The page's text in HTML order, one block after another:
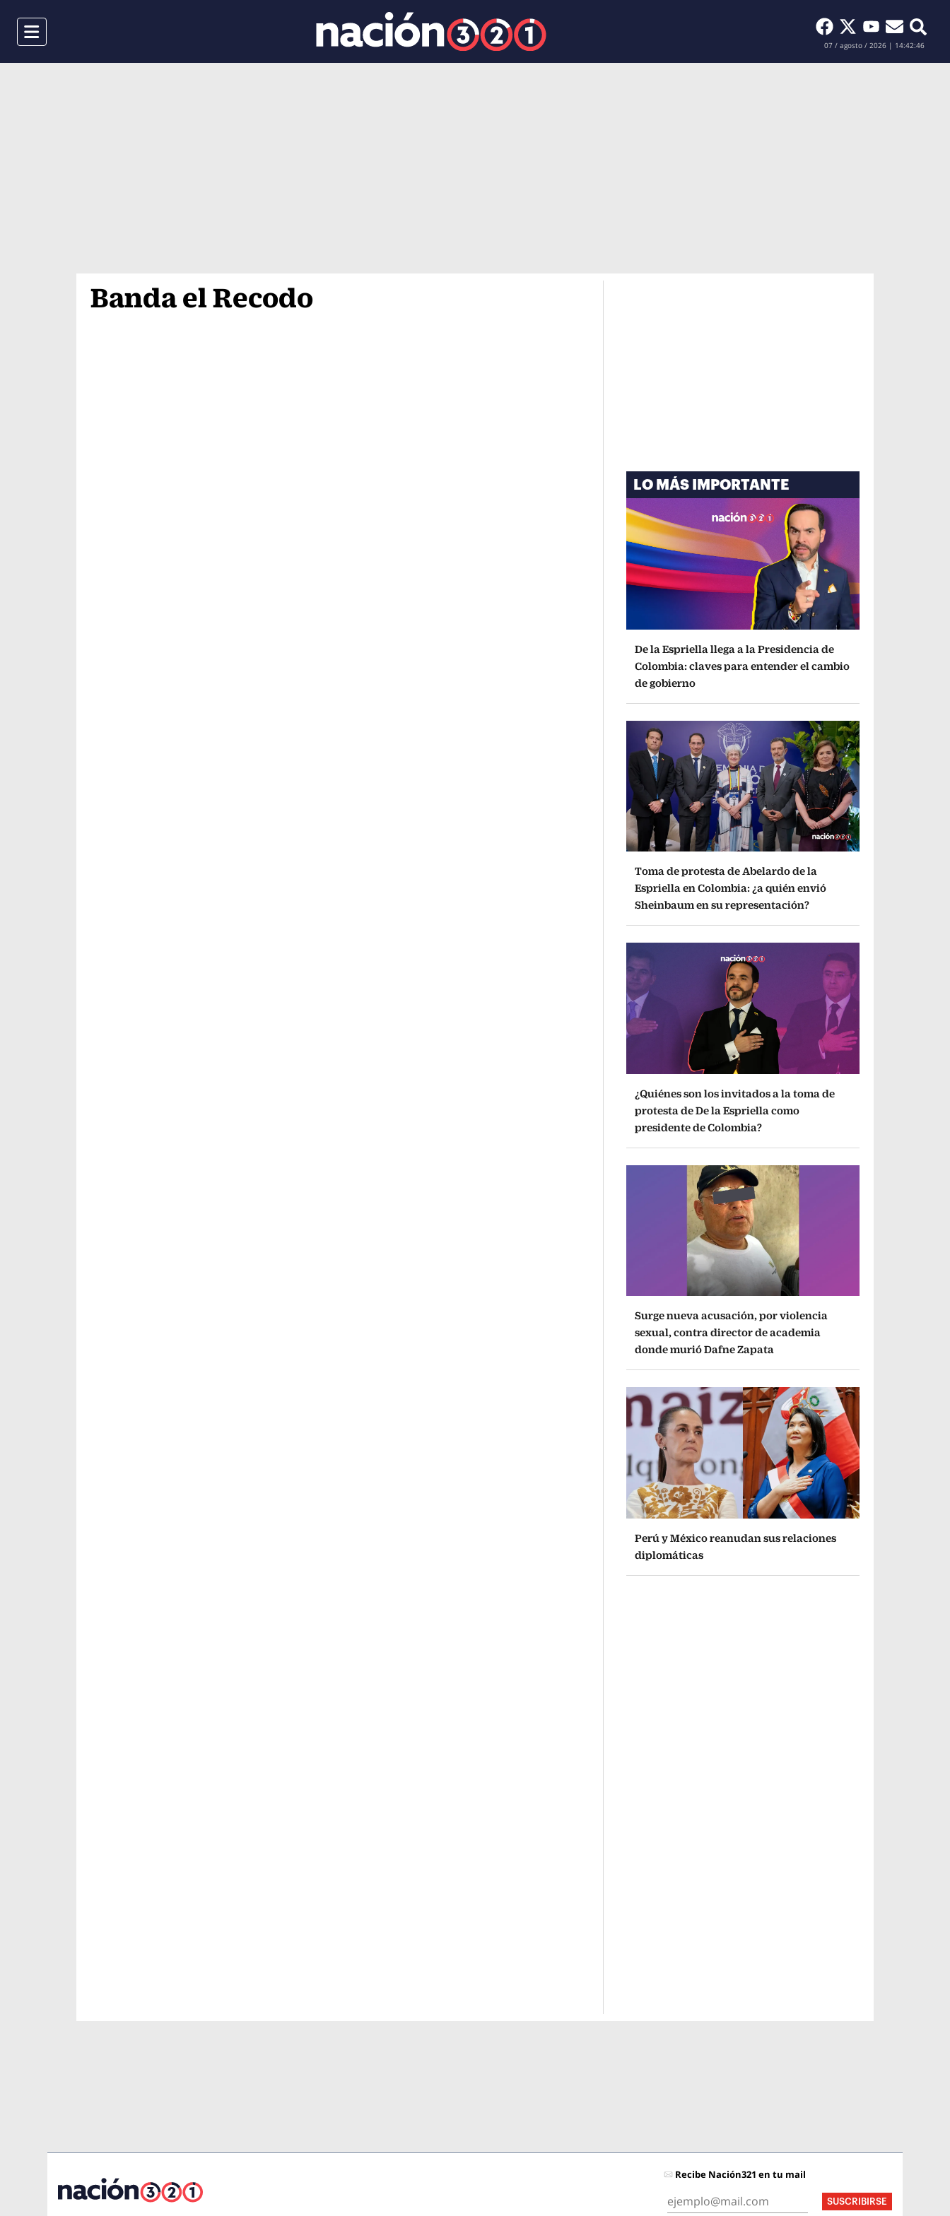
Menu Buscar
07 / agosto / 2026 | 14:42:47
Banda el Recodo
LO MÁS IMPORTANTE
De la Espriella llega a la Presidencia de
Colombia: claves para entender el cambio
de gobierno
Toma de protesta de Abelardo de la
Espriella en Colombia: ¿a quién envió
Sheinbaum en su representación?
¿Quiénes son los invitados a la toma de
protesta de De la Espriella como
presidente de Colombia?
Surge nueva acusación, por violencia
sexual, contra director de academia
donde murió Dafne Zapata
Perú y México reanudan sus relaciones
diplomáticas
Recibe Nación321 en tu mail
SUSCRIBIRSE